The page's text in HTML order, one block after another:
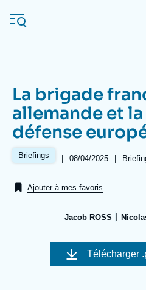
au
contenu
Navigation
principale
L'Ifri
Événements
À propos de l'Ifri
L'Ifri en bref
La brigade
allemande et
défense
Briefings |
Date
publication
08/04/2025 |
Ajouter à mes favoris
Jacob ROSS
Image
couverture
Télécharger